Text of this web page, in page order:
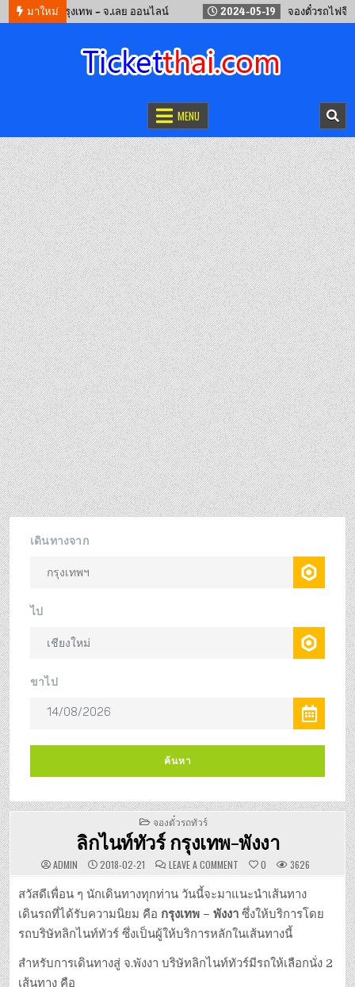
มาใหม่
ทัวร์ กรุงเทพ – จ.เลย ออนไลน์ 2024-05-19 จองตั๋วรถไฟจีน คุนหมิ
MENU
POSTED
IN
จองตั๋วรถทัวร์
ลิกไนท์ทัวร์ กรุงเทพ-พังงา
ADMIN 2018-02-21 LEAVE A COMMENTON
ทัวร์
กรุงเทพ-
พังงา
0 3626
สวัสดีเพื่อน ๆ นักเดินทางทุกท่าน วันนี้จะมาแนะนำเส้นทาง
เดินรถที่ได้รับความนิยม คือ กรุงเทพ – พังงา ซึ่งให้บริการโดย
รถบริษัทลิกไนท์ทัวร์ ซึ่งเป็นผู้ให้บริการหลักในเส้นทางนี้
สำหรับการเดินทางสู่ จ.พังงา บริษัทลิกไนท์ทัวร์มีรถให้เลือกนั่ง 2
เส้นทาง คือ